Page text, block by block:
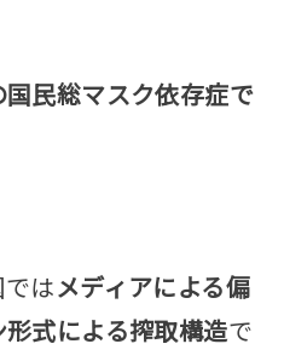
民総マスク依存症で
はメディアによる偏
形式による搾取構造で